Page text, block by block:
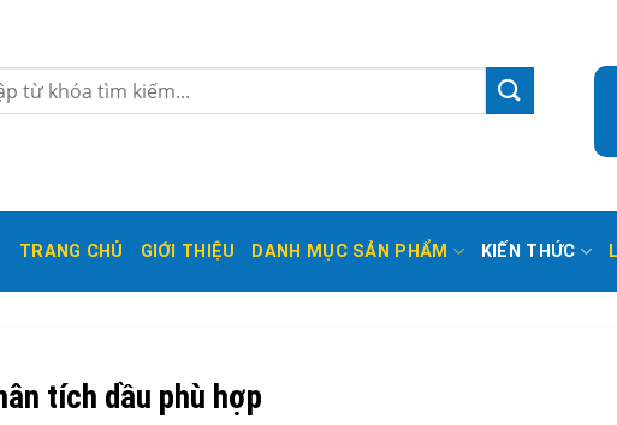
TRANG CHỦ GIỚI THIỆU DANH MỤC SẢN PHẨM KIẾN THỨC
tích dầu phù hợp